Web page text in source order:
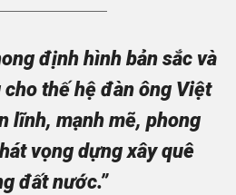
định hình bản sắc và
thế hệ đàn ông Việt
lĩnh, mạnh mẽ, phong
vọng dựng xây quê
đất nước.”